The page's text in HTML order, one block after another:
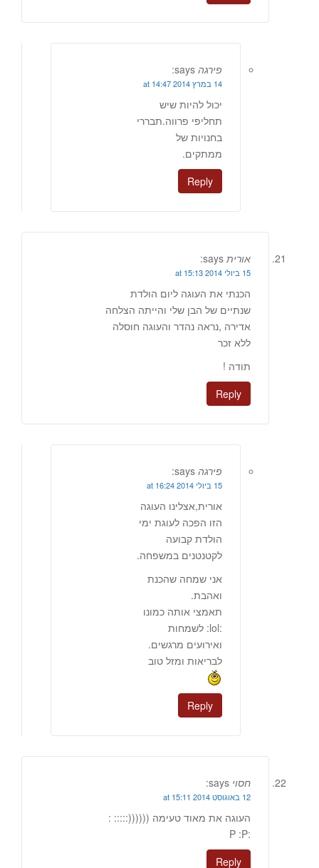
פירגה says:
14 במרץ 2014 at 14:47
יכול להיות שיש
תחליפי פרווה.תבררי
בחנויות של
ממתקים.
Reply
אורית says:
15 ביולי 2014 at 15:13
הכנתי את העוגה ליום הולדת
שנתיים של הבן שלי והייתה הצלחה
אדירה ,נראה נהדר והעוגה חוסלה
ללא זכר
תודה !
Reply
פירגה says:
15 ביולי 2014 at 16:24
אורית,אצלינו העוגה
הזו הפכה לעוגת ימי
הולדת קבועה
לקטנטנים במשפחה.
אני שמחה שהכנת
ואהבת.
תאמצי אותה כמונו
:lol: לשמחות
ואירועים מרגשים.
לבריאות ומזל טוב
Reply
חסוי says:
12 באוגוסט 2014 at 15:11
העוגה את מאוד טעימה ((((((::::: :
:P :P
Reply